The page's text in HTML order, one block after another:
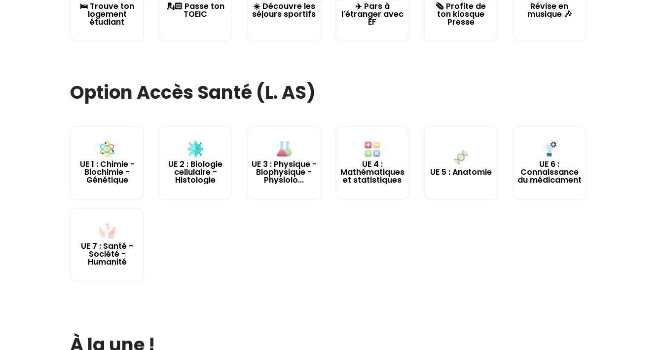
🛌 Trouve ton
logement
étudiant
💂🏻 Passe ton
TOEIC
☀️ Découvre les
séjours sportifs
✈️ Pars à
l'étranger avec
EF
🗞️ Profite de
ton kiosque
Presse
Révise en
musique 🎶
Option Accès Santé (L. AS)
UE 1 : Chimie -
Biochimie -
Génétique
UE 2 : Biologie
cellulaire -
Histologie
UE 3 : Physique -
Biophysique -
Physiolo...
UE 4 :
Mathématiques
et statistiques
UE 5 : Anatomie
UE 6 :
Connaissance
du médicament
UE 7 : Santé -
Société -
Humanité
À la une !